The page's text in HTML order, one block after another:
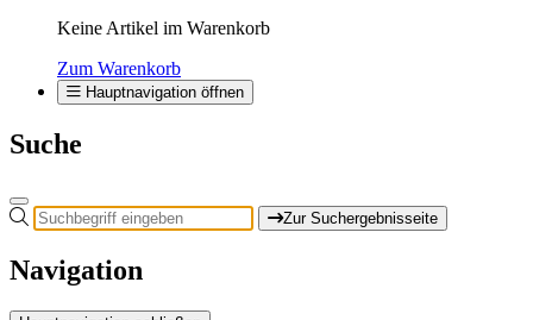
Keine Artikel im Warenkorb
Zum Warenkorb
Hauptnavigation öffnen
Suche
Zur Suchergebnisseite
Navigation